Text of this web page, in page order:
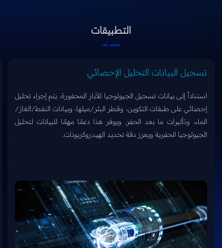
التطبيقات
تسجيل البيانات التحليل الإحصائي
استناداً إلى بيانات تسجيل الجيولوجيا للآبار المحفورة، يتم إجراء تحليل
إحصائي على طبقات التكوين، وقطر البئر/ميلها، وبيانات النفط/الغاز/
الماء، وتأثيرات ما بعد الحفر. ويوفر هذا دعمًا مهمًا للبيانات لتحليل
الجيولوجيا الحفرية ويعزز دقة تحديد الهيدروكربونات.